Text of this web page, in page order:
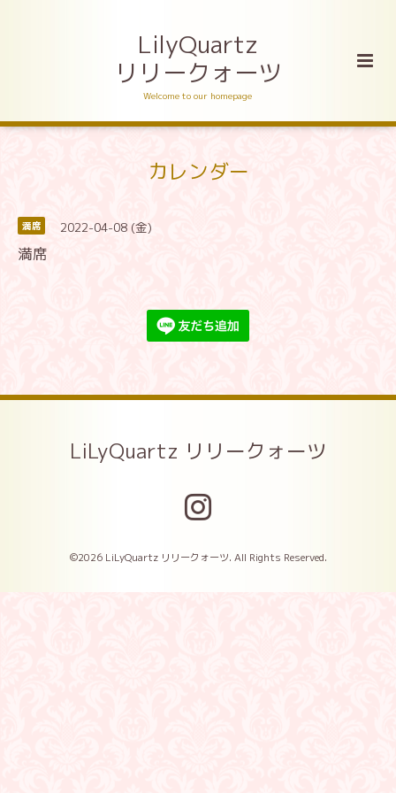
LilyQuartz
リリークォーツ
Welcome to our homepage
カレンダー
満席 2022-04-08 (金)
満席
LiLyQuartz リリークォーツ
©2026 LiLyQuartz リリークォーツ. All Rights Reserved.